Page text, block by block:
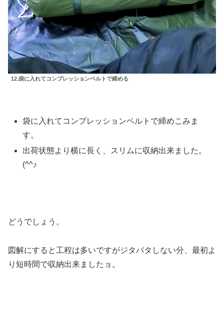
12.袋に入れてコンプレッションベルトで締める
袋に入れてコンプレッションベルトで締めこみま
す。
出荷状態より横に長く、スリムに収納出来ました。
(^^♪
どうでしょう。
図解にすると工程は多いですがジタバタしない分、最初よ
り短時間で収納出来ましたョ。